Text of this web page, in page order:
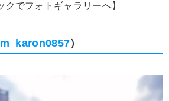
クでフォトギャラリーへ】
）